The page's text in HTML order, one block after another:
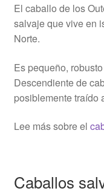
El caballo de los
salvaje que vive en
Norte.
Es pequeño,
Descendiente de
posiblemente traído
Lee más sobre el
Caballos